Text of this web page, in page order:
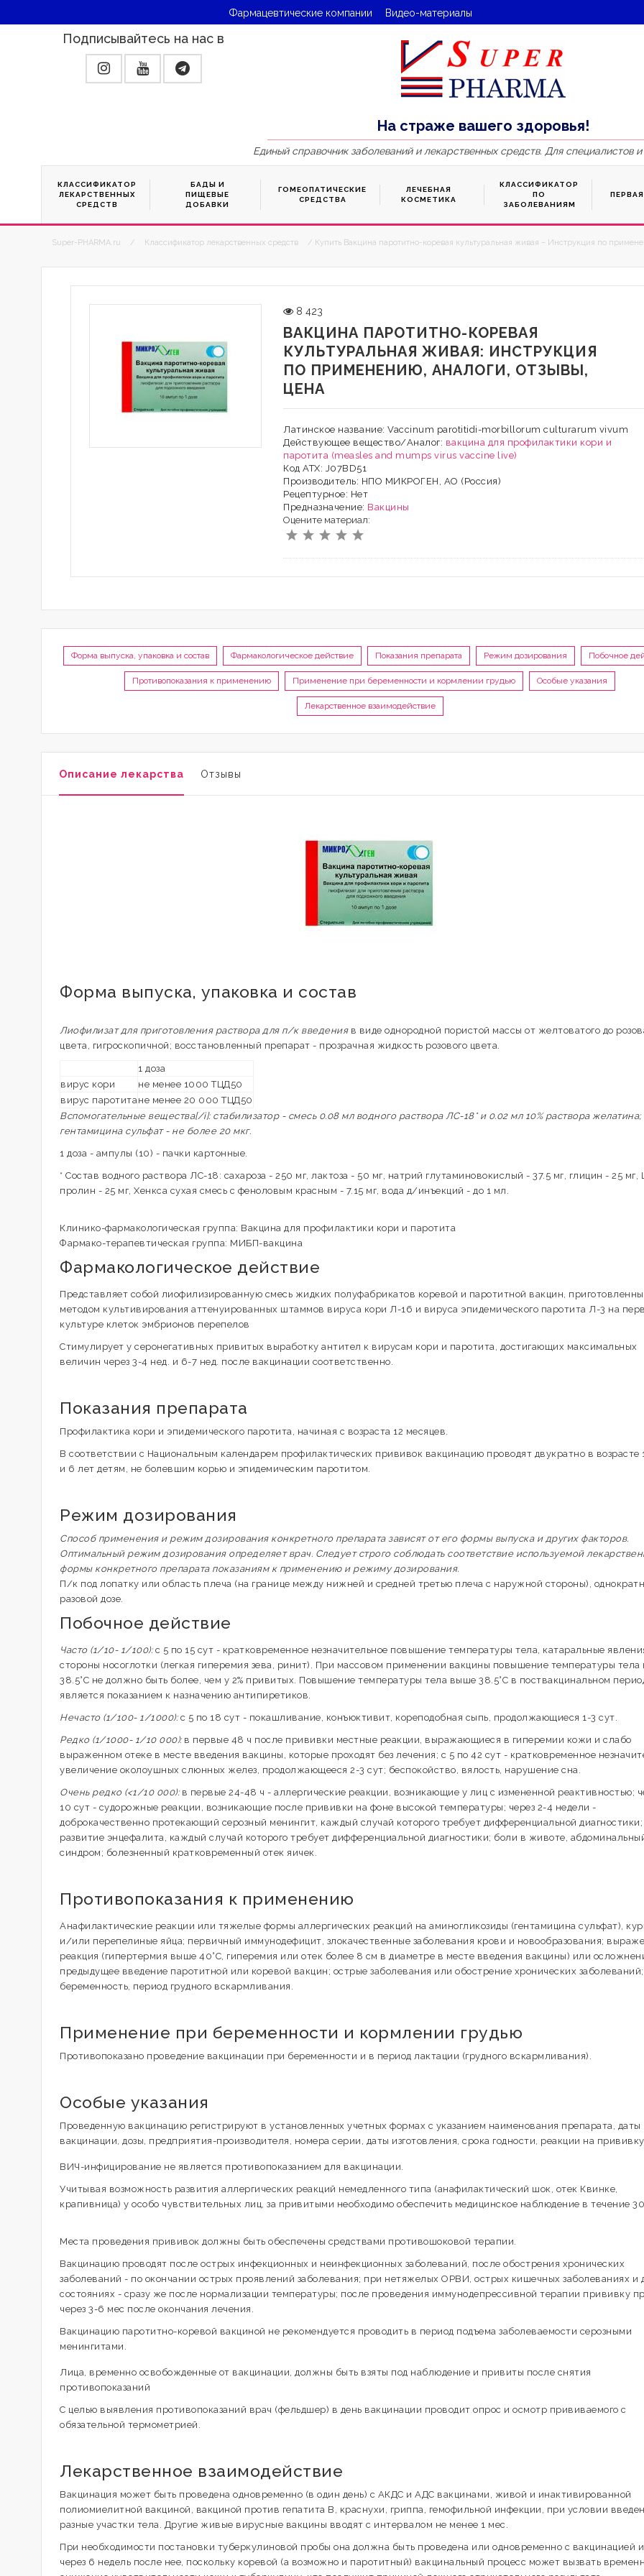
Фармацевтические компании Видео-материалы
Подписывайтесь на нас в
На страже вашего здоровья!
Единый справочник заболеваний и лекарственных средств. Для специалистов
КЛАССИФИКАТОР
ЛЕКАРСТВЕННЫХ
СРЕДСТВ
БАДЫ И
ПИЩЕВЫЕ
ДОБАВКИ
ГОМЕОПАТИЧЕСКИЕ
СРЕДСТВА
ЛЕЧЕБНАЯ
КОСМЕТИКА
КЛАССИФИКАТОР
ПО
ЗАБОЛЕВАНИЯМ
Super-PHARMA.ru / Классификатор лекарственных средств / Купить Вакцина паротитно-коревая культуральная живая – Инструкция по
8 423
ВАКЦИНА ПАРОТИТНО-КОРЕВАЯ
КУЛЬТУРАЛЬНАЯ ЖИВАЯ: ИНСТРУКЦИЯ
ПО ПРИМЕНЕНИЮ, АНАЛОГИ, ОТЗЫВЫ,
ЦЕНА
Латинское название: Vaccinum parotitidi-morbillorum culturarum vivum
Действующее вещество/Аналог: вакцина для профилактики кори и
паротита (measles and mumps virus vaccine live)
Код АТХ: J07BD51
Производитель: НПО МИКРОГЕН, AO (Россия)
Рецептурное: Нет
Предназначение: Вакцины
Оцените материал:
Форма выпуска, упаковка и состав Фармакологическое действие Показания препарата Режим дозирования Побочное
Противопоказания к применению Применение при беременности и кормлении грудью Особые указания
Лекарственное взаимодействие
Описание лекарства Отзывы
Форма выпуска, упаковка и состав
Лиофилизат для приготовления раствора для п/к введенияв виде однородной пористой массы от желтоватого до
цвета, гигроскопичной; восстановленный препарат - прозрачная жидкость розового цвета.
1 доза
вирус кори
не менее 1000 ТЦД50
вирус паротитане менее 20 000 ТЦД50
Вспомогательные вещества[/i]: стабилизатор - смесь 0.08 мл водного раствора ЛС-18* и 0.02 мл 10% раствора желатина;
гентамицина сульфат - не более 20 мкг.
1 доза - ампулы (10) - пачки картонные.
* Состав водного раствора ЛС-18: сахароза - 250 мг, лактоза - 50 мг, натрий глутаминовокислый - 37.5 мг, глицин - 25 мг,
пролин - 25 мг, Хенкса сухая смесь с феноловым красным - 7.15 мг, вода д/инъекций - до 1 мл.
Клинико-фармакологическая группа: Вакцина для профилактики кори и паротита
Фармако-терапевтическая группа: МИБП-вакцина
Фармакологическое действие
Представляет собой лиофилизированную смесь жидких полуфабрикатов коревой и паротитной вакцин,
методом культивирования аттенуированных штаммов вируса кори Л-16 и вируса эпидемического паротита Л-3 на
культуре клеток эмбрионов перепелов
Стимулирует у серонегативных привитых выработку антител к вирусам кори и паротита, достигающих максимальных
величин через 3-4 нед. и 6-7 нед. после вакцинации соответственно.
Показания препарата
Профилактика кори и эпидемического паротита, начиная с возраста 12 месяцев.
В соответствии с Национальным календарем профилактических прививок вакцинацию проводят двукратно в возрасте
и 6 лет детям, не болевшим корью и эпидемическим паротитом.
Режим дозирования
Способ применения и режим дозирования конкретного препарата зависят от его формы выпуска и других факторов.
Оптимальный режим дозирования определяет врач. Следует строго соблюдать соответствие используемой
формы конкретного препарата показаниям к применению и режиму дозирования.
П/к под лопатку или область плеча (на границе между нижней и средней третью плеча с наружной стороны),
разовой дозе.
Побочное действие
Часто (1/10- 1/100):с 5 по 15 сут - кратковременное незначительное повышение температуры тела, катаральные
стороны носоглотки (легкая гиперемия зева, ринит). При массовом применении вакцины повышение температуры
38.5°С не должно быть более, чем у 2% привитых. Повышение температуры тела выше 38.5°С в поствакцинальном
является показанием к назначению антипиретиков.
Нечасто (1/100- 1/1000):с 5 по 18 сут - покашливание, конъюктивит, кореподобная сыпь, продолжающиеся 1-3 сут.
Редко (1/1000- 1/10 000): в первые 48 ч после прививки местные реакции, выражающиеся в гиперемии кожи и слабо
выраженном отеке в месте введения вакцины, которые проходят без лечения; с 5 по 42 сут - кратковременное
увеличение околоушных слюнных желез, продолжающееся 2-3 сут; беспокойство, вялость, нарушение сна.
Очень редко (<1/10 000):в первые 24-48 ч - аллергические реакции, возникающие у лиц с измененной реактивностью;
10 сут - судорожные реакции, возникающие после прививки на фоне высокой температуры; через 2-4 недели -
доброкачественно протекающий серозный менингит, каждый случай которого требует дифференциальной диагностики;
развитие энцефалита, каждый случай которого требует дифференциальной диагностики; боли в животе,
синдром; болезненный кратковременный отек яичек.
Противопоказания к применению
Анафилактические реакции или тяжелые формы аллергических реакций на аминогликозиды (гентамицина сульфат),
и/или перепелиные яйца; первичный иммунодефицит, злокачественные заболевания крови и новообразования;
реакция (гипертермия выше 40°С, гиперемия или отек более 8 см в диаметре в месте введения вакцины) или
предыдущее введение паротитной или коревой вакцин; острые заболевания или обострение хронических заболеваний;
беременность, период грудного вскармливания.
Применение при беременности и кормлении грудью
Противопоказано проведение вакцинации при беременности и в период лактации (грудного вскармливания).
Особые указания
Проведенную вакцинацию регистрируют в установленных учетных формах с указанием наименования препарата, даты
вакцинации, дозы, предприятия-производителя, номера серии, даты изготовления, срока годности, реакции на
ВИЧ-инфицирование не является противопоказанием для вакцинации.
Учитывая возможность развития аллергических реакций немедленного типа (анафилактический шок, отек Квинке,
крапивница) у особо чувствительных лиц, за привитыми необходимо обеспечить медицинское наблюдение в течение
Места проведения прививок должны быть обеспечены средствами противошоковой терапии.
Вакцинацию проводят после острых инфекционных и неинфекционных заболеваний, после обострения хронических
заболеваний - по окончании острых проявлений заболевания; при нетяжелых ОРВИ, острых кишечных заболеваниях и
состояниях - сразу же после нормализации температуры; после проведения иммунодепрессивной терапии прививку
через 3-6 мес после окончания лечения.
Вакцинацию паротитно-коревой вакциной не рекомендуется проводить в период подъема заболеваемости серозными
менингитами.
Лица, временно освобожденные от вакцинации, должны быть взяты под наблюдение и привиты после снятия
противопоказаний
С целью выявления противопоказаний врач (фельдшер) в день вакцинации проводит опрос и осмотр прививаемого с
обязательной термометрией.
Лекарственное взаимодействие
Вакцинация может быть проведена одновременно (в один день) с АКДС и АДС вакцинами, живой и инактивированной
полиомиелитной вакциной, вакциной против гепатита В, краснухи, гриппа, гемофильной инфекции, при условии
разные участки тела. Другие живые вирусные вакцины вводят с интервалом не менее 1 мес.
При необходимости постановки туберкулиновой пробы она должна быть проведена или одновременно с вакцинацией
через 6 недель после нее, поскольку коревой (а возможно и паротитный) вакцинальный процесс может вызвать